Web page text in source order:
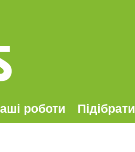
роботи Підібрати